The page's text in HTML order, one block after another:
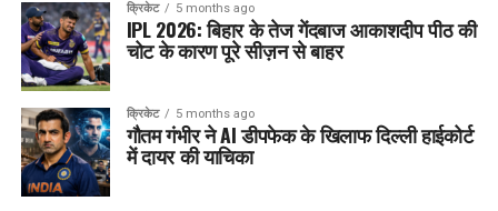
क्रिकेट 5 months ago
IPL 2026: बिहार के तेज गेंदबाज आकाशदीप पीठ की
चोट के कारण पूरे सीज़न से बाहर
क्रिकेट 5 months ago
गौतम गंभीर ने AI डीपफेक के खिलाफ दिल्ली हाईकोर्ट
में दायर की याचिका